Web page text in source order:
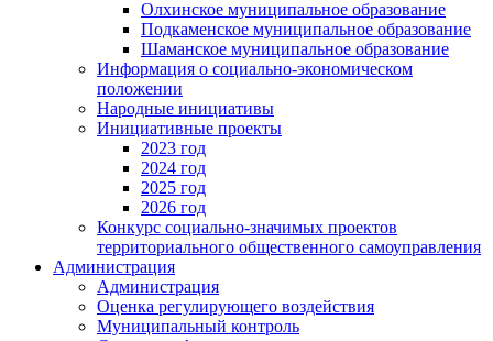
Олхинское муниципальное образование
Подкаменское муниципальное образование
Шаманское муниципальное образование
Информация о социально-экономическом
положении
Народные инициативы
Инициативные проекты
2023 год
2024 год
2025 год
2026 год
Конкурс социально-значимых проектов
территориального общественного самоуправления
Администрация
Администрация
Оценка регулирующего воздействия
Муниципальный контроль